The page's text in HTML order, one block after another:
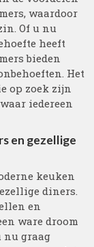
waardoor
Of u nu
heeft
bieden
Het
op zoek zijn
iedereen
en gezellige
keuken
diners.
en
ware droom
nu graag